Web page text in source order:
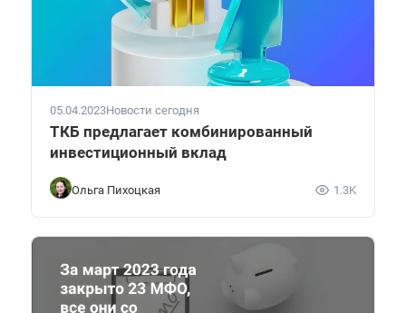
05.04.2023Новости сегодня
ТКБ предлагает комбинированный
инвестиционный вклад
Ольга Пихоцкая 1.3K